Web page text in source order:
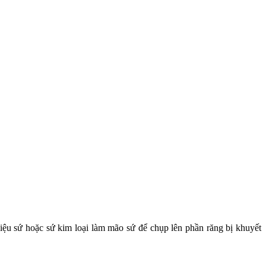
sứ hoặc sứ kim loại làm mão sứ để chụp lên phần răng bị khuyết